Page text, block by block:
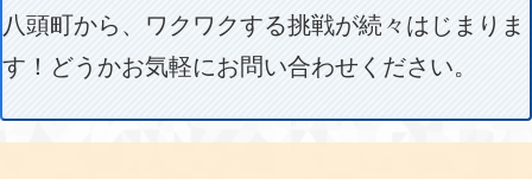
八頭町から、ワクワクする挑戦が続々はじまりま
す！どうかお気軽にお問い合わせください。